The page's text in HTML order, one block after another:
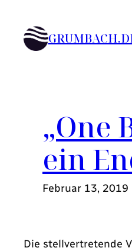
Inhalt
springen
„One
ein
Februar 13, 2019
Die stellvertretende